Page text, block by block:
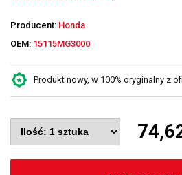
Producent: Honda
OEM: 15115MG3000
Produkt nowy, w 100% oryginalny z